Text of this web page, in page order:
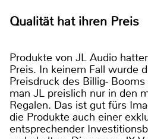
Qualität hat ihren Preis
Produkte von JL Audio
Preis. In keinem Fall wurde
Preisdruck des Billig-
man JL preislich nur in den
Regalen. Das ist gut fürs
die Produkte auch einer
entsprechender